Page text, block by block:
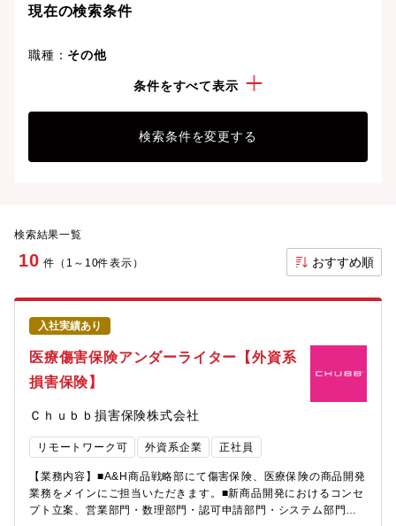
ことも可能です。
現在の検索条件
職種： その他
外資系企業条件をすべて表示
検索条件を変更する
検索結果一覧
10 件（1～10件表示） おすすめ順
入社実績あり
医療傷害保険アンダーライター【外資系
損害保険】
Ｃｈｕｂｂ損害保険株式会社
リモートワーク可 外資系企業 正社員
【業務内容】■A&H商品戦略部にて傷害保険、医療保険の商品開発
業務をメインにご担当いただきます。■新商品開発におけるコンセ
プト立案、営業部門・数理部門・認可申請部門・システム部門等